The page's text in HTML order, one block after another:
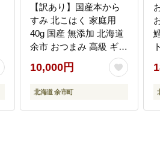
【訳あり】国産本から
すみ 北こはく 家庭用
40g 国産 無添加 北海道
余市 おつまみ 高級 ギフ
ト プレゼント カラスミ
唐墨 ボッタルガ 魚卵 肴
珍味 日本酒 ウイスキー
月 産地直送 お取り寄せ
10,000円
北海道 余市町